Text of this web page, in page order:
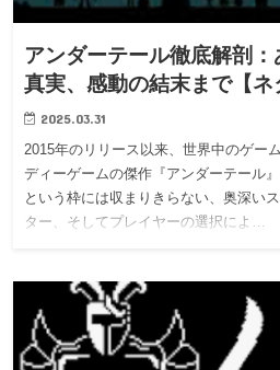
アンダーテール徹底解剖
真実、感動の結末まで【ネ
2025.03.31
2015年のリリース以来、世界中のゲー
ディーゲームの傑作『アンダーテール
という枠には収まりきらない、奥深い
ター、そしてプレイヤーの選択によ…